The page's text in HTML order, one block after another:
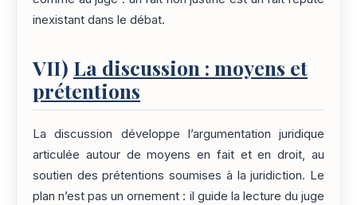
inexistant dans le débat.
VII) La discussion : moyens et
prétentions
La discussion développe l’argumentation juridique
articulée autour de moyens en fait et en droit, au
soutien des prétentions soumises à la juridiction. Le
plan n’est pas un ornement : il guide la lecture du juge